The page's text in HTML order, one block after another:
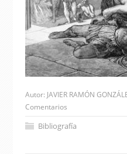
Autor: JAVIER RAMÓN
Comentarios
Bibliografía